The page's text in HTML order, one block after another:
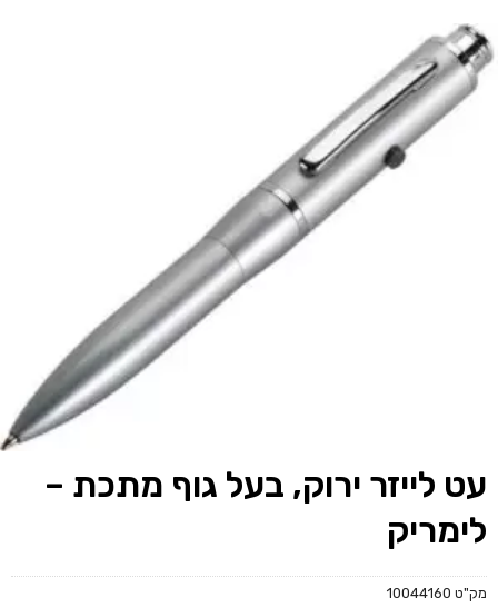
עט לייזר ירוק, בעל גוף מתכת –
לימריק
מק"ט 10044160